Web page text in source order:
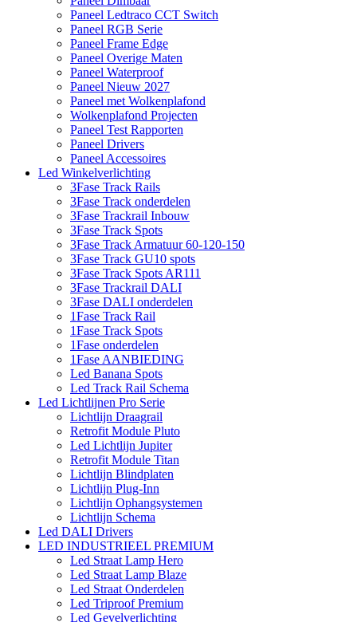
Paneel Ledtraco CCT Switch
Paneel RGB Serie
Paneel Frame Edge
Paneel Overige Maten
Paneel Waterproof
Paneel Nieuw 2027
Paneel met Wolkenplafond
Wolkenplafond Projecten
Paneel Test Rapporten
Paneel Drivers
Paneel Accessoires
Led Winkelverlichting
3Fase Track Rails
3Fase Track onderdelen
3Fase Trackrail Inbouw
3Fase Track Spots
3Fase Track Armatuur 60-120-150
3Fase Track GU10 spots
3Fase Track Spots AR111
3Fase Trackrail DALI
3Fase DALI onderdelen
1Fase Track Rail
1Fase Track Spots
1Fase onderdelen
1Fase AANBIEDING
Led Banana Spots
Led Track Rail Schema
Led Lichtlijnen Pro Serie
Lichtlijn Draagrail
Retrofit Module Pluto
Led Lichtlijn Jupiter
Retrofit Module Titan
Lichtlijn Blindplaten
Lichtlijn Plug-Inn
Lichtlijn Ophangsystemen
Lichtlijn Schema
Led DALI Drivers
LED INDUSTRIEEL PREMIUM
Led Straat Lamp Hero
Led Straat Lamp Blaze
Led Straat Onderdelen
Led Triproof Premium
Led Gevelverlichting